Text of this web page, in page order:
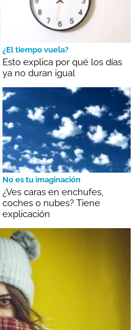
¿El tiempo vuela?
Esto explica por qué los días
ya no duran igual
No es tu imaginación
¿Ves caras en enchufes,
coches o nubes? Tiene
explicación